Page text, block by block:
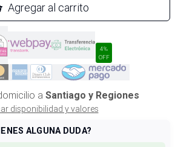
Agregar al carrito
4%
OFF
a Santiago y Regiones
disponibilidad y valores
ALGUNA DUDA?